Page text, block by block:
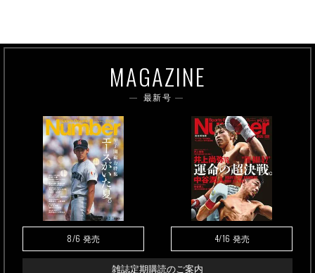
MAGAZINE
最新号
8/6 発売 4/16 発売
雑誌定期購読のご案内